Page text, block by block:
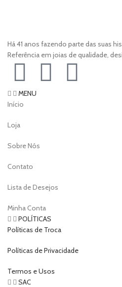
Há 41 anos fazendo parte das suas
Referência em joias de qualidade,
MENU
Início
Loja
Sobre Nós
Contato
Lista de Desejos
Minha Conta
POLÍTICAS
Políticas de Troca
Políticas de Privacidade
Termos e Usos
SAC